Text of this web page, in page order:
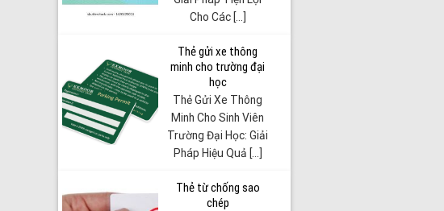
Cho Các [...]
Thẻ gửi xe thông
minh cho trường đại
học
Thẻ Gửi Xe Thông
Minh Cho Sinh Viên
Trường Đại Học: Giải
Pháp Hiệu Quả [...]
Thẻ từ chống sao
chép